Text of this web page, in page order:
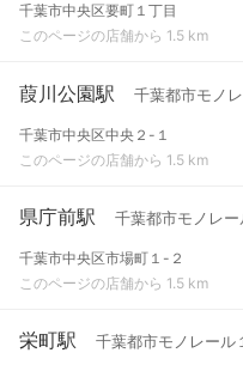
千葉市中央区要町１丁目
このページの店舗から 1.5 km
葭川公園駅 千葉都市モノ
千葉市中央区中央２-１
このページの店舗から 1.5 km
県庁前駅 千葉都市モノレー
千葉市中央区市場町１-２
このページの店舗から 1.5 km
栄町駅 千葉都市モノレール